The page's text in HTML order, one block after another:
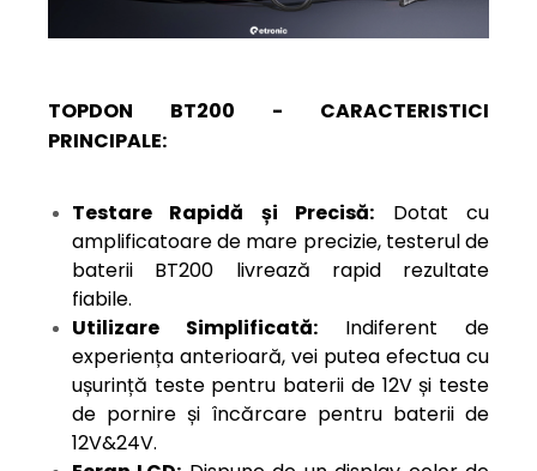
TOPDON BT200 - CARACTERISTICI
PRINCIPALE:
Testare Rapidă și Precisă: Dotat cu
amplificatoare de mare precizie, testerul de
baterii BT200 livrează rapid rezultate
fiabile.
Utilizare Simplificată: Indiferent de
experiența anterioară, vei putea efectua cu
ușurință teste pentru baterii de 12V și teste
de pornire și încărcare pentru baterii de
12V&24V.